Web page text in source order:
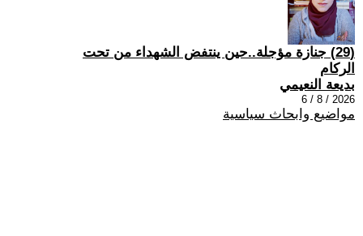
(29) جنازة مؤجلة..حين ينتفض الشهداء من تحت
الركام
بديعة النعيمي
2026 / 8 / 6
مواضيع وابحاث سياسية